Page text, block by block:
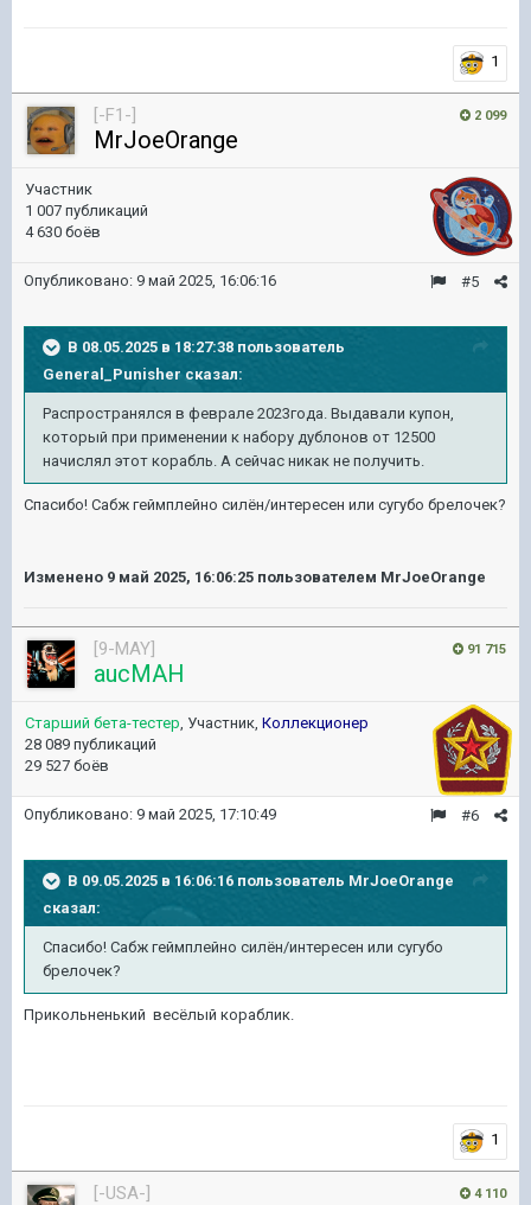
1
2 099
[-F1-]
MrJoeOrange
Участник
1 007 публикаций
4 630 боёв
#5
Опубликовано: 9 май 2025, 16:06:16
В 08.05.2025 в 18:27:38 пользователь
General_Punisher сказал:
Распространялся в феврале 2023года. Выдавали купон,
который при применении к набору дублонов от 12500
начислял этот корабль. А сейчас никак не получить.
Спасибо! Сабж геймплейно силён/интересен или сугубо брелочек?
Изменено 9 май 2025, 16:06:25 пользователем MrJoeOrange
91 715
[9-MAY]
aucMAH
Старший бета-тестер, Участник, Коллекционер
28 089 публикаций
29 527 боёв
#6
Опубликовано: 9 май 2025, 17:10:49
В 09.05.2025 в 16:06:16 пользователь MrJoeOrange
сказал:
Спасибо! Сабж геймплейно силён/интересен или сугубо
брелочек?
Прикольненький весёлый кораблик.
1
4 110
[-USA-]